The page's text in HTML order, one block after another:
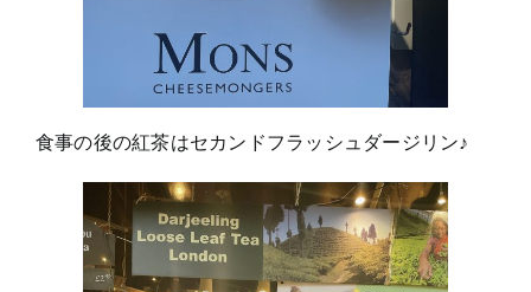
食事の後の紅茶はセカンドフラッシュダージリン♪